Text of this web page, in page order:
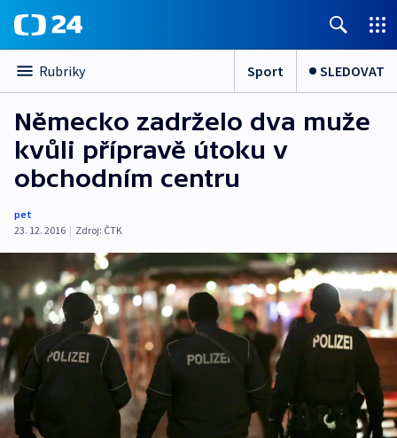
Rubriky Sport SLEDOVAT
Německo zadrželo dva muže
kvůli přípravě útoku v
obchodním centru
pet
23. 12. 2016 | Zdroj: ČTK